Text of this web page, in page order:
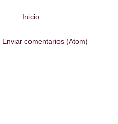
Inicio
Enviar comentarios (Atom)